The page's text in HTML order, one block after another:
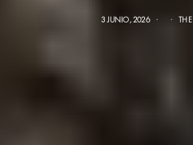
3 JUNIO, 2026